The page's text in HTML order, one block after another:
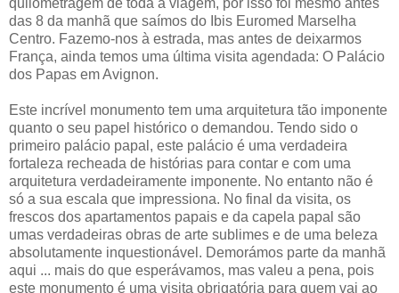
quilometragem de toda a viagem, por isso foi mesmo antes
das 8 da manhã que saímos do Ibis Euromed Marselha
Centro. Fazemo-nos à estrada, mas antes de deixarmos
França, ainda temos uma última visita agendada: O Palácio
dos Papas em Avignon.
Este incrível monumento tem uma arquitetura tão imponente
quanto o seu papel histórico o demandou. Tendo sido o
primeiro palácio papal, este palácio é uma verdadeira
fortaleza recheada de histórias para contar e com uma
arquitetura verdadeiramente imponente. No entanto não é
só a sua escala que impressiona. No final da visita, os
frescos dos apartamentos papais e da capela papal são
umas verdadeiras obras de arte sublimes e de uma beleza
absolutamente inquestionável. Demorámos parte da manhã
aqui ... mais do que esperávamos, mas valeu a pena, pois
este monumento é uma visita obrigatória para quem vai ao